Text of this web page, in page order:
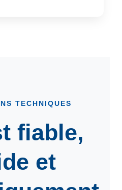
TECHNIQUES
fiable,
et